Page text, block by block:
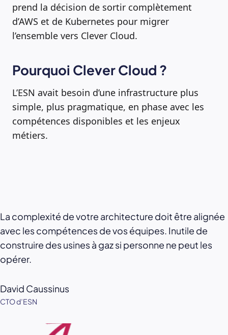
prend la décision de sortir complètement
d’AWS et de Kubernetes pour migrer
l’ensemble vers Clever Cloud.
Pourquoi Clever Cloud ?
L’ESN avait besoin d’une infrastructure plus
simple, plus pragmatique, en phase avec les
compétences disponibles et les enjeux
métiers.
La complexité de votre architecture doit être alignée
avec les compétences de vos équipes. Inutile de
construire des usines à gaz si personne ne peut les
opérer.
David Caussinus
CTO d’ESN